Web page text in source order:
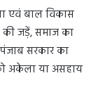
एवं बाल विकास
की जड़ें, समाज का
सरकार का
अकेला या असहाय